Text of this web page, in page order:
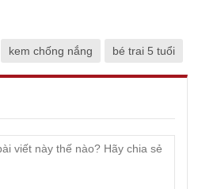
kem chống nắng bé trai 5 tuổi